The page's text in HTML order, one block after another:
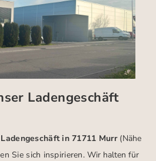
Ladengeschäft
Ladengeschäft in 71711 Murr (Nähe
Sie sich inspirieren.Wir halten für